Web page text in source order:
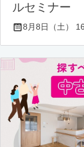
ルセミナー
8月8日（土）